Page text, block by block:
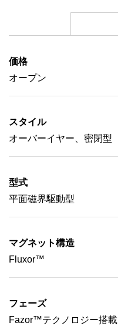
価格
オープン
スタイル
オーバーイヤー、密閉型
型式
平面磁界駆動型
マグネット構造
Fluxor™
フェーズ
Fazor™テクノロジー搭載